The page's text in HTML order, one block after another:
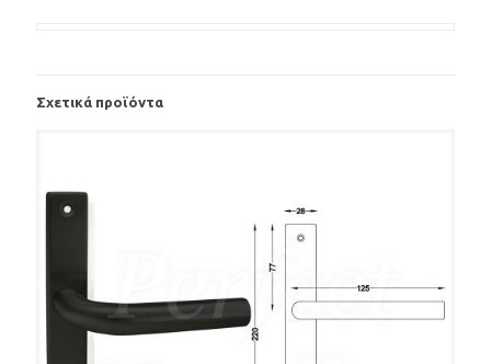
Σχετικά προϊόντα